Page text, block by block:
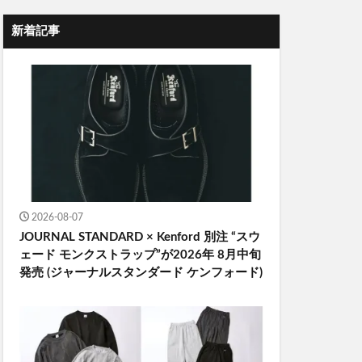
新着記事
2026-08-07
JOURNAL STANDARD × Kenford 別注 “スウ
ェード モンクストラップ”が2026年 8月中旬
発売 (ジャーナルスタンダード ケンフォード)